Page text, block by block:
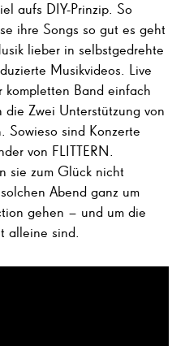
aufs DIY-Prinzip. So
ihre Songs so gut es geht
lieber in selbstgedrehte
Musikvideos. Live
Band einfach
Zwei Unterstützung von
Sowieso sind Konzerte
von FLITTERN.
sie zum Glück nicht
Abend ganz um
gehen – und um die
alleine sind.